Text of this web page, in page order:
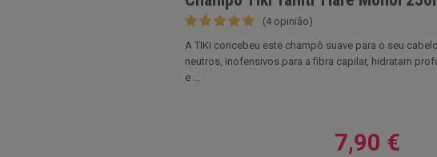
(4 opinião)
A TIKI concebeu este champô suave para o seu
neutros, inofensivos para a fibra capilar, hidratam
e ...
7,90 €